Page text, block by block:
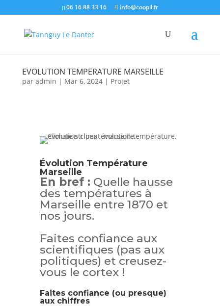
06 16 88 33 16 info@coopil.fr
EVOLUTION TEMPERATURE MARSEILLE
par admin | Mar 6, 2024| Projet
Évolution Température
Marseille
En bref : Quelle hausse
des températures à
Marseille entre 1870 et
nos jours.
Faites confiance aux
scientifiques (pas aux
politiques) et creusez-
vous le cortex !
Faites confiance (ou presque)
aux chiffres